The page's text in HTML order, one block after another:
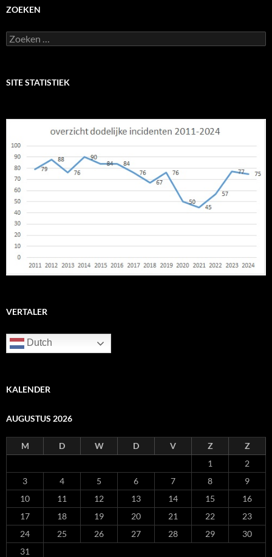
ZOEKEN
Zoeken
naar:
SITE STATISTIEK
VERTALER
Dutch
KALENDER
AUGUSTUS 2026
M D W D V Z
Z
1
2
3
4 5 6 7 8
9
10
11 12 13 14 15
16
17
18 19 20 21 22
23
24
25 26 27 28 29
30
31